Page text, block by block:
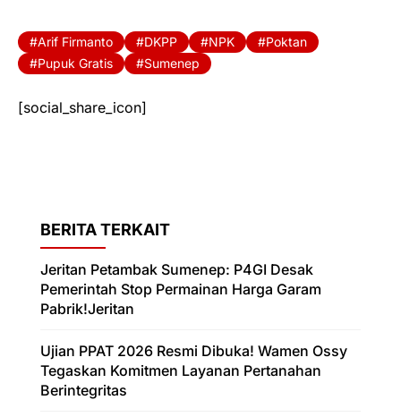
Arif Firmanto DKPP NPK
Poktan
Pupuk Gratis
Sumenep
[social_share_icon]
BERITA TERKAIT
Jeritan Petambak Sumenep: P4GI Desak
Pemerintah Stop Permainan Harga Garam
Pabrik!Jeritan
Ujian PPAT 2026 Resmi Dibuka! Wamen Ossy
Tegaskan Komitmen Layanan Pertanahan
Berintegritas